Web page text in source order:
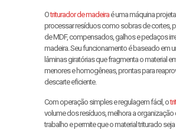
Otriturador de madeiraé uma máquina
processar resíduos como sobras de cortes,
de MDF, compensados, galhos e pedaços
madeira. Seu funcionamento é baseado em
lâminas giratórias que fragmenta o material
menores e homogêneas, prontas para
descarte eficiente.
Com operação simples e regulagem fácil, o
volume dos resíduos, melhora a
trabalho e permite que o material triturado